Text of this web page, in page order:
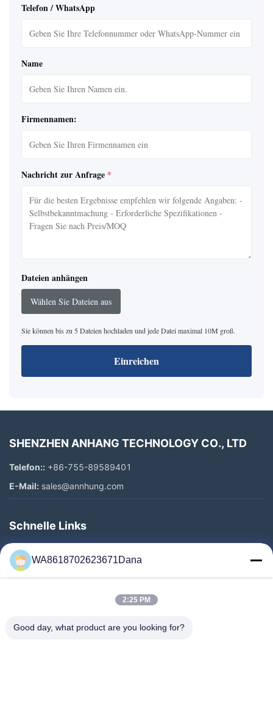
Telefon / WhatsApp
Name
Firmennamen:
Nachricht zur Anfrage *
Dateien anhängen
Wählen Sie Dateien aus
Sie können bis zu 5 Dateien hochladen und jede Datei maximal 10M groß.
Einreichen
SHENZHEN ANHANG TECHNOLOGY CO., LTD
Telefon:: +86-755-89589401
E-Mail: sales@annhung.com
Schnelle Links
Zu Hause
Produkte
Werksbesichtigung
WA8618702623671Dana
2:25 PM
Good day, what product are you looking for?